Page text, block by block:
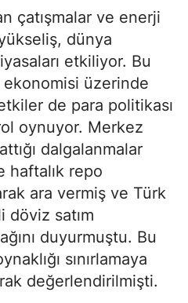
çatışmalar ve enerji
dünya
etkiliyor. Bu
üzerinde
de para politikası
oynuyor. Merkez
dalgalanmalar
haftalık repo
ara vermiş ve Türk
döviz satım
duyurmuştu. Bu
sınırlamaya
değerlendirilmişti.